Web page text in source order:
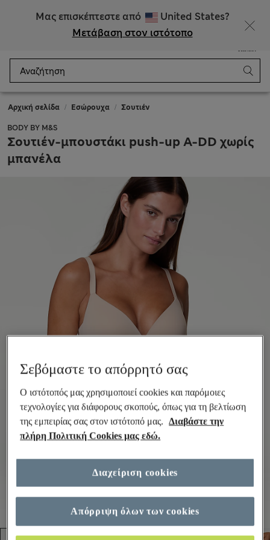
Μας επισκέπτεστε από
United States?
Μετάβαση στον ιστότοπο
Αρχική σελίδα Εσώρουχα Σουτιέν
BODY BY M&S
Σουτιέν-μπουστάκι push-up A-DD χωρίς
μπανέλα
Σεβόμαστε το απόρρητό σας
Ο ιστότοπός μας χρησιμοποιεί cookies και παρόμοιες
τεχνολογίες για διάφορους σκοπούς, όπως για τη βελτίωση
της εμπειρίας σας στον ιστότοπό μας.
Διαβάστε την
πλήρη Πολιτική Cookies μας εδώ.
Απόρριψη όλων των cookies
Διαχείριση cookies